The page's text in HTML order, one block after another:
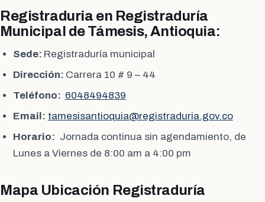
Registraduria en Registraduría
Municipal de Támesis, Antioquia:
Sede: Registraduría municipal
Dirección: Carrera 10 # 9 – 44
Teléfono: 6048494839
Email: tamesisantioquia@registraduria.gov.co
Horario: Jornada continua sin agendamiento, de
Lunes a Viernes de 8:00 am a 4:00 pm
Mapa Ubicación Registraduría